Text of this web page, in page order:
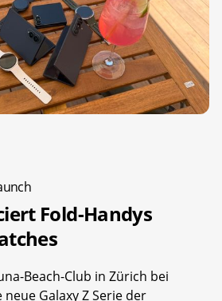
Fold-Handys
Beach-Club in Zürich bei
Galaxy Z Serie der